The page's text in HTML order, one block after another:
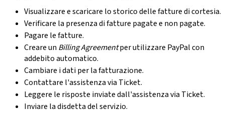
Visualizzare e scaricare lo storico delle fatture di cortesia.
Verificare la presenza di fatture pagate e non pagate.
Pagare le fatture.
Creare un Billing Agreementper utilizzare PayPal con
addebito automatico.
Cambiare i dati per la fatturazione.
Contattare l'assistenza via Ticket.
Leggere le risposte inviate dall'assistenza via Ticket.
Inviare la disdetta del servizio.